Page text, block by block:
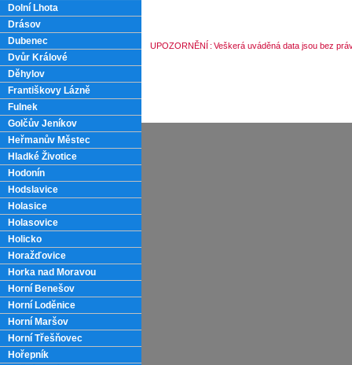
Dolní Lhota
Drásov
Dubenec
Dvůr Králové
Děhylov
Františkovy Lázně
Fulnek
Golčův Jeníkov
Heřmanův Městec
Hladké Životice
Hodonín
Hodslavice
Holasice
Holasovice
Holicko
Horažďovice
Horka nad Moravou
Horní Benešov
Horní Loděnice
Horní Maršov
Horní Třešňovec
Hořepník
UPOZORNĚNÍ : Veškerá uváděná data jsou bez